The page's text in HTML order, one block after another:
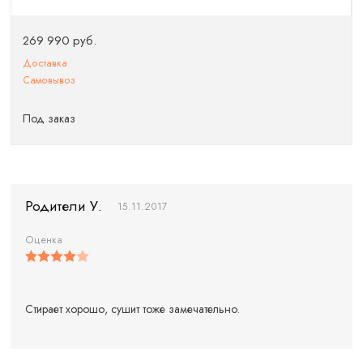
269 990 руб.
Доставка
Самовывоз
Под заказ
Родители У. 15.11.2017
Оценка
Стирает хорошо, сушит тоже замечательно.